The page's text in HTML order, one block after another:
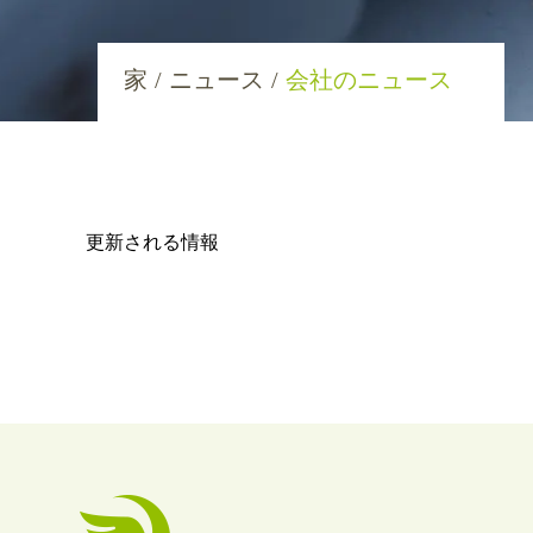
家 / ニュース /会社のニュース
更新される情報